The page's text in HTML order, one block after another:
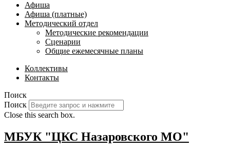
Афиша
Афиша (платные)
Методический отдел
Методические рекомендации
Сценарии
Общие ежемесячные планы
Коллективы
Контакты
Поиск
Поиск
Close this search box.
МБУК "ЦКС Назаровского МО"